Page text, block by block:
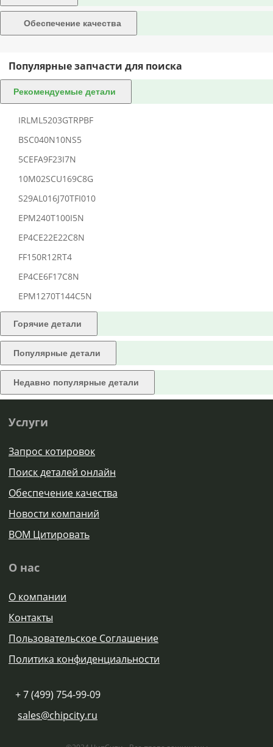
Обеспечение качества
Популярные запчасти для поиска
Рекомендуемые детали
IRLML5203GTRPBF
BSC040N10NS5
5CEFA9F23I7N
10M02SCU169C8G
S29AL016J70TFI010
EPM240T100I5N
EP4CE22E22C8N
FF150R12RT4
EP4CE6F17C8N
EPM1270T144C5N
Горячие детали
Популярные детали
Недавно популярные детали
Услуги
Запрос котировок
Поиск деталей онлайн
Обеспечение качества
Новости компаний
BOM Цитировать
О нас
О компании
Контакты
Пользовательское Соглашение
Политика конфиденциальности
+ 7 (499) 754-99-09
sales@chipcity.ru